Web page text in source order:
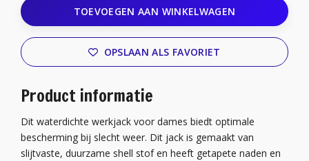
TOEVOEGEN AAN WINKELWAGEN
OPSLAAN ALS FAVORIET
Product informatie
Dit waterdichte werkjack voor dames biedt optimale
bescherming bij slecht weer. Dit jack is gemaakt van
slijtvaste, duurzame shell stof en heeft getapete naden en